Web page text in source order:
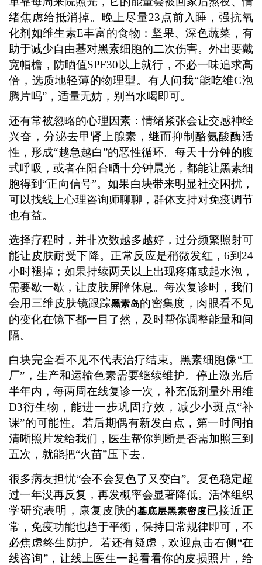
绪焦虑给抵消掉。晚上尽量23点前入睡，强抗氧
化剂如维生素E丰富的食物：坚果、深色蔬菜，有
助于减少自由基对黑素细胞的二次伤害。外出要戴
宽帽檐，防晒值SPF30以上就行，不必一味追求高
倍，选质地轻薄的物理型。有人问我“能吃维C泡
腾片吗”，适量无妨，别当水喝即可。
还有常被忽略的心理因素：情绪紧张会让交感神经
兴奋，分泌去甲肾上腺素，继而抑制酪氨酸酶活
性，形成“越急越白”的恶性循环。每天十分钟的腹
式呼吸，或者在阳台晒十分钟晨光，都能让黑素细
胞得到“正向信号”。如果白块带来明显社交困扰，
可以找线上心理咨询师聊聊，群体支持对免疫调节
也有益。
选择疗程时，并非次数越多越好，过分频繁照射可
能让皮肤耐受下降。正常反应是稍微发红，6到24
小时褪掉；如果持续两天以上出现疼痛或起水泡，
需要歇一歇，让皮肤屏障休息。每次复诊时，我们
会用三维皮肤镜跟踪黑素岛的密集度，肉眼看不见
的变化在镜下都一目了然，及时帮你调整能量和间
隔。
白块完全看不见不代表治疗结束。黑素细胞像“工
厂”，生产和运输色素需要继续维护。停止激光后
半年内，每两周在线复诊一次，补充低剂量外用维
D3衍生物，能进一步巩固疗效，减少小斑点“补
课”的可能性。若后期偶有新发白点，第一时间拍
清晰照片发给我们，医生帮你判断是否需加照三到
五次，就能把“火苗”压下去。
很多病友担忧“会不会复色了又变白”。复色稳定超
过一年没再反复，再发概率会显著降低。活体组织
学研究表明，康复皮肤的基底层黑素密度已接近正
常，免疫功能也趋于平衡，保持日常规律即可，不
必焦虑终生防护。若还有疑虑，欢迎点击右侧“在
线咨询”，让线上医生一起看看你的皮损照片，给